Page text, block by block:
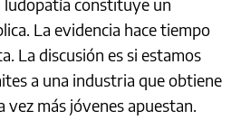
La evidencia hace tiempo
La discusión es si estamos
a una industria que obtiene
vez más jóvenes apuestan.